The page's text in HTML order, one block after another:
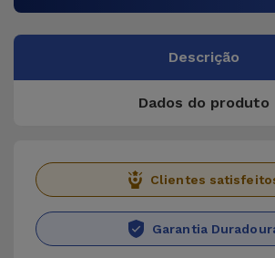
Descrição
Dados do produto
Clientes
Garantia